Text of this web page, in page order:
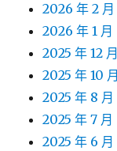
2026 年 2 月
2026 年 1 月
2025 年 12 月
2025 年 10 月
2025 年 8 月
2025 年 7 月
2025 年 6 月